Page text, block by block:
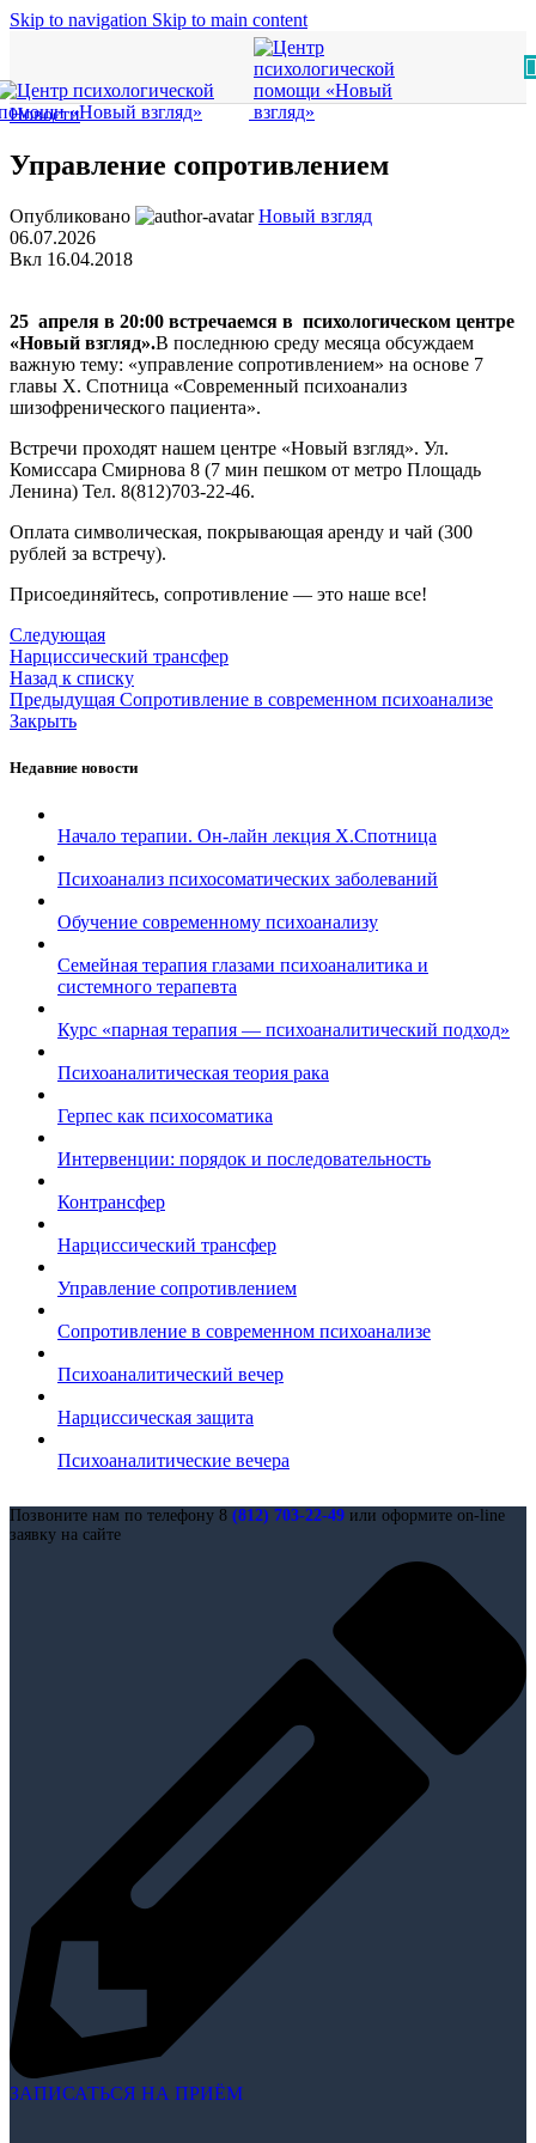
Skip to navigation Skip to main content
Новости
Управление сопротивлением
Опубликовано
Новый взгляд
06.07.2026
Вкл 16.04.2018
25 апреля в 20:00 встречаемся в психологическом центре
«Новый взгляд».В последнюю среду месяца обсуждаем
важную тему: «управление сопротивлением» на основе 7
главы Х. Спотница «Современный психоанализ
шизофренического пациента».
Встречи проходят нашем центре «Новый взгляд». Ул.
Комиссара Смирнова 8 (7 мин пешком от метро Площадь
Ленина) Тел. 8(812)703-22-46.
Оплата символическая, покрывающая аренду и чай (300
рублей за встречу).
Присоединяйтесь, сопротивление — это наше все!
Следующая
Нарциссический трансфер
Назад к списку
Предыдущая Сопротивление в современном психоанализе
Закрыть
Недавние новости
Начало терапии. Он-лайн лекция Х.Спотница
Психоанализ психосоматических заболеваний
Обучение современному психоанализу
Семейная терапия глазами психоаналитика и
системного терапевта
Курс «парная терапия — психоаналитический подход»
Психоаналитическая теория рака
Герпес как психосоматика
Интервенции: порядок и последовательность
Контрансфер
Нарциссический трансфер
Управление сопротивлением
Сопротивление в современном психоанализе
Психоаналитический вечер
Нарциссическая защита
Психоаналитические вечера
Позвоните нам по телефону 8 (812) 703-22-49 или оформите on-line
заявку на сайте
ЗАПИСАТЬСЯ НА ПРИЁМ